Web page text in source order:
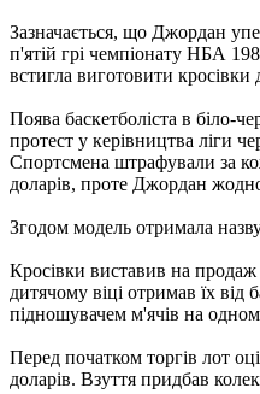
Зазначається, що Джордан
п'ятій грі чемпіонату НБА
встигла виготовити кросівки
Поява баскетболіста в біло-
протест у керівництва ліги
Спортсмена штрафували за
доларів, проте Джордан
Згодом модель отримала
Кросівки виставив на
дитячому віці отримав їх від
підношувачем м'ячів на
Перед початком торгів лот
доларів. Взуття придбав